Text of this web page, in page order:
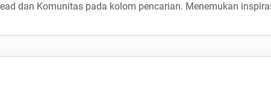
dan Komunitas pada kolom pencarian. Menemukan